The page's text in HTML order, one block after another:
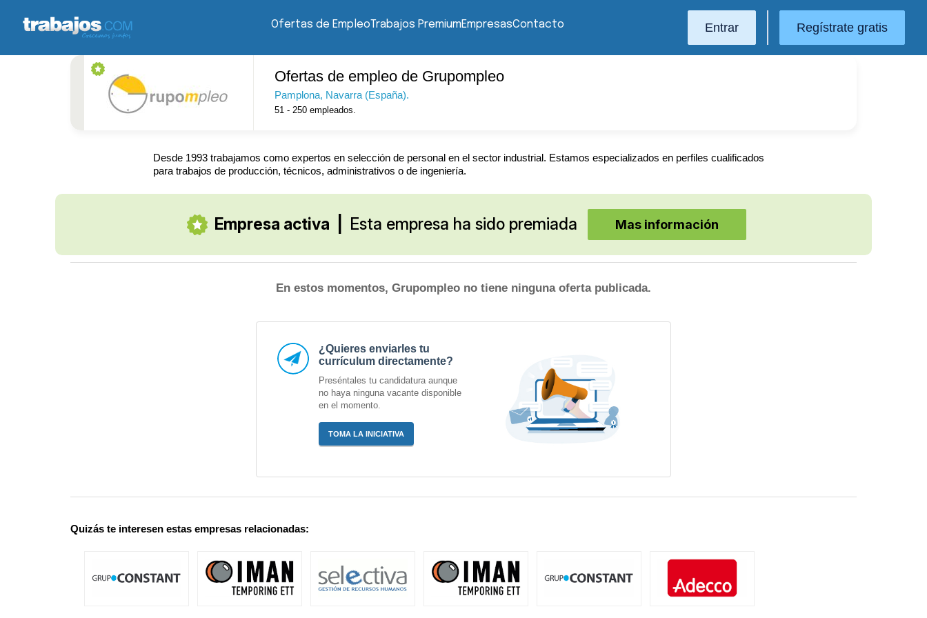
Ofertas de EmpleoTrabajos PremiumEmpresasContacto Entrar Regístrate gratis
Ofertas de empleo de Grupompleo
Pamplona, Navarra (España).
51 - 250 empleados.
Desde 1993 trabajamos como expertos en selección de personal en el sector industrial. Estamos especializados en perfiles cualificados
para trabajos de producción, técnicos, administrativos o de ingeniería.
Empresa activa Esta empresa ha sido premiada Mas información
En estos momentos, Grupompleo no tiene ninguna oferta publicada.
¿Quieres enviarles tu
currículum directamente?
Preséntales tu candidatura aunque
no haya ninguna vacante disponible
en el momento.
TOMA LA INICIATIVA
Quizás te interesen estas empresas relacionadas: